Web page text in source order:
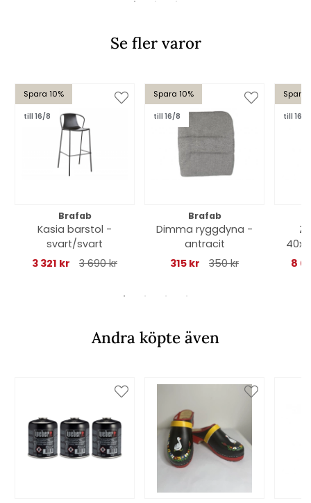
Se fler varor
Spara 10%
till 16/8
Brafab
Kasia barstol -
svart/svart
3 321 kr
3 690 kr
Spara 10%
till 16/8
Brafab
Dimma ryggdyna -
antracit
315 kr
350 kr
Spara
till 16/8
8
Andra köpte även